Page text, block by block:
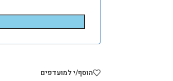
הוסף/י למועדפים